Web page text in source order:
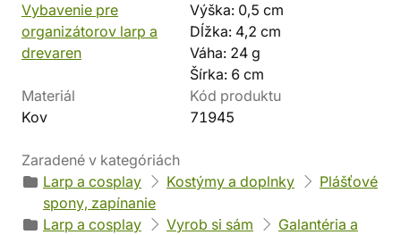
Vybavenie pre
organizátorov larp a
drevaren
Výška: 0,5 cm
Dĺžka: 4,2 cm
Váha: 24 g
Šírka: 6 cm
Materiál
Kov
Kód produktu
71945
Zaradené v kategóriách
Larp a cosplay
Kostýmy a doplnky
Plášťové
spony, zapínanie
Larp a cosplay
Vyrob si sám
Galantéria a